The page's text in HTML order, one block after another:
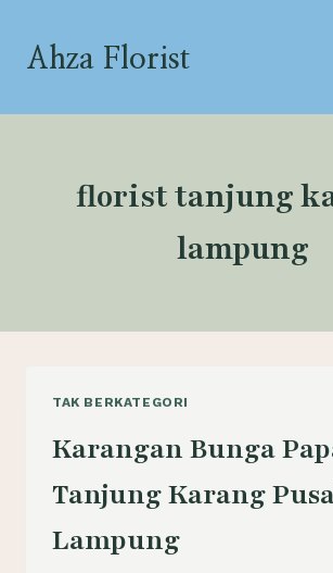
content
Ahza Florist
florist tanjung
lampung
TAK BERKATEGORI
Karangan Bunga
Tanjung Karang
Lampung